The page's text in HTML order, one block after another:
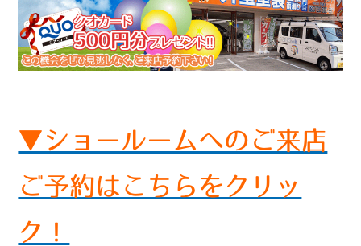
▼ショールームへのご来店
ご予約はこちらをクリッ
ク！